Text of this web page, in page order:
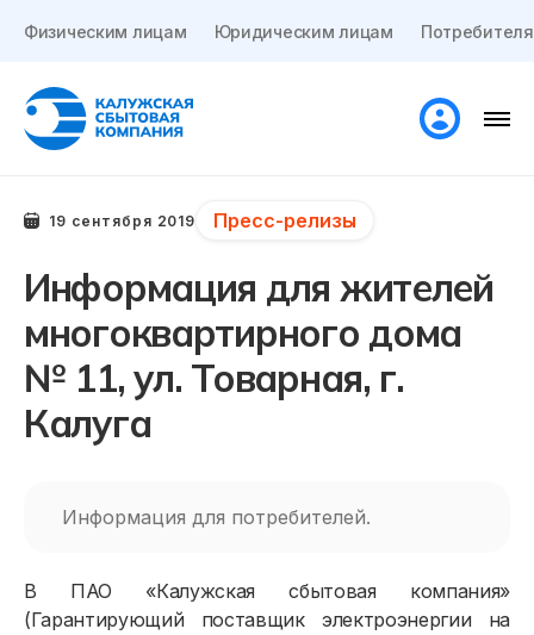
Физическим лицам Юридическим лицам
19 сентября 2019 Пресс-релизы
Информация для жителей
многоквартирного дома
№ 11, ул. Товарная, г.
Калуга
Информация для потребителей.
В ПАО «Калужская сбытовая компания»
(Гарантирующий поставщик электроэнергии на